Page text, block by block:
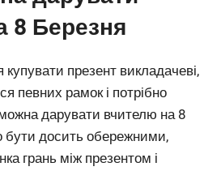
8 Березня
презент викладачеві,
певних рамок і потрібно
дарувати вчителю на 8
бути досить обережними,
грань між презентом і